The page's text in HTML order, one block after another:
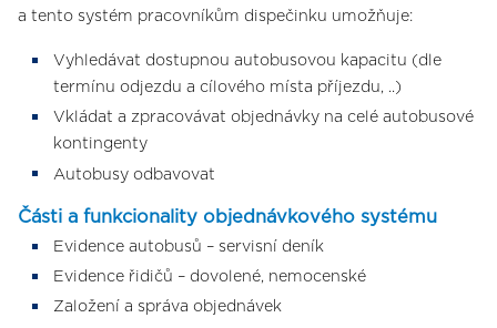
a tento systém pracovníkům dispečinku umožňuje:
Vyhledávat dostupnou autobusovou kapacitu (dle
termínu odjezdu a cílového místa příjezdu, ..)
Vkládat a zpracovávat objednávky na celé autobusové
kontingenty
Autobusy odbavovat
Části a funkcionality objednávkového systému
Evidence autobusů – servisní deník
Evidence řidičů – dovolené, nemocenské
Založení a správa objednávek